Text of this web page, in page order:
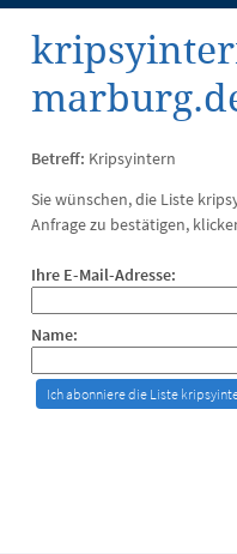
Betreff: Kripsyintern
Sie wünschen, die Liste
Anfrage zu bestätigen,
Ihre E-Mail-Adresse:
Name: